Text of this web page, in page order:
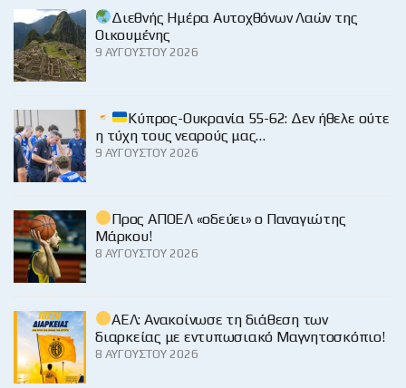
Διεθνής Ημέρα Αυτοχθόνων Λαών της
Οικουμένης
9 ΑΥΓΟΎΣΤΟΥ 2026
Κύπρος-Ουκρανία 55-62: Δεν ήθελε ούτε
η τύχη τους νεαρούς μας…
9 ΑΥΓΟΎΣΤΟΥ 2026
Προς ΑΠΟΕΛ «οδεύει» ο Παναγιώτης
Μάρκου!
8 ΑΥΓΟΎΣΤΟΥ 2026
ΑΕΛ: Ανακοίνωσε τη διάθεση των
διαρκείας με εντυπωσιακό Μαγνητοσκόπιο!
8 ΑΥΓΟΎΣΤΟΥ 2026